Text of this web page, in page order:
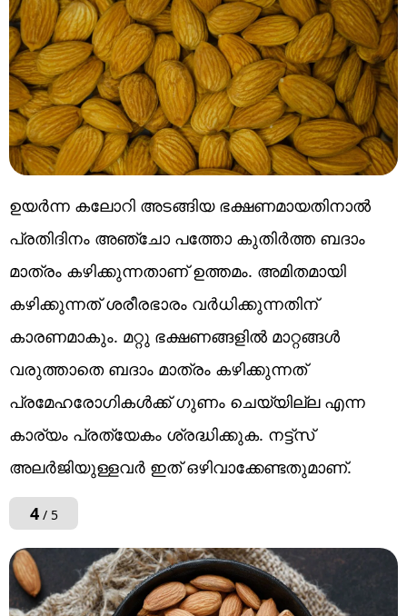
ഉയർന്ന കലോറി അടങ്ങിയ ഭക്ഷണമായതിനാൽ
പ്രതിദിനം അഞ്ചോ പത്തോ കുതിർത്ത ബദാം
മാത്രം കഴിക്കുന്നതാണ് ഉത്തമം. അമിതമായി
കഴിക്കുന്നത് ശരീരഭാരം വർധിക്കുന്നതിന്
കാരണമാകും. മറ്റു ഭക്ഷണങ്ങളിൽ മാറ്റങ്ങൾ
വരുത്താതെ ബദാം മാത്രം കഴിക്കുന്നത്
പ്രമേഹരോഗികൾക്ക് ഗുണം ചെയ്യില്ല എന്ന
കാര്യം പ്രത്യേകം ശ്രദ്ധിക്കുക. നട്ട്സ്
അലർജിയുള്ളവർ ഇത് ഒഴിവാക്കേണ്ടതുമാണ്.
4/ 5